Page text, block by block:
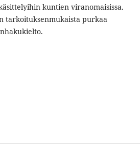
kuntien viranomaisissa.
tarkoituksenmukaista purkaa